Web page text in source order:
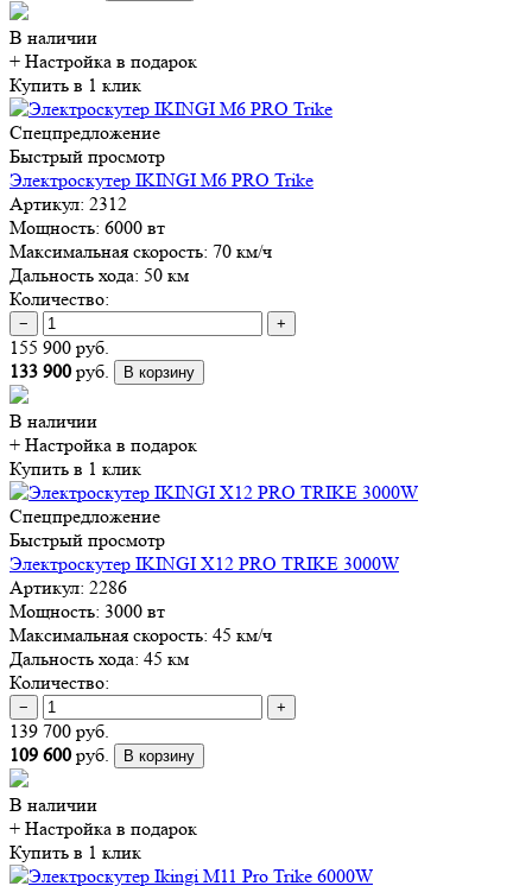
В наличии
+ Настройка в подарок
Купить в 1 клик
Спецпредложение
Быстрый просмотр
Электроскутер IKINGI M6 PRO Trike
Артикул: 2312
Мощность: 6000 вт
Максимальная скорость: 70 км/ч
Дальность хода: 50 км
Количество:
− +
155 900 руб.
133 900 руб. В корзину
В наличии
+ Настройка в подарок
Купить в 1 клик
Спецпредложение
Быстрый просмотр
Электроскутер IKINGI X12 PRO TRIKE 3000W
Артикул: 2286
Мощность: 3000 вт
Максимальная скорость: 45 км/ч
Дальность хода: 45 км
Количество:
− +
139 700 руб.
109 600 руб. В корзину
В наличии
+ Настройка в подарок
Купить в 1 клик